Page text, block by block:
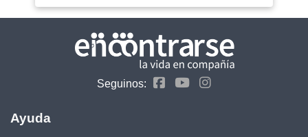
Seguinos:
Ayuda